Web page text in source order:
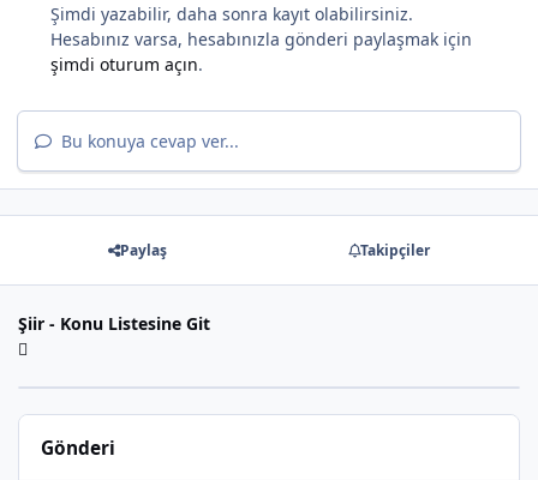
Şimdi yazabilir, daha sonra kayıt olabilirsiniz.
Hesabınız varsa, hesabınızla gönderi paylaşmak için
şimdi oturum açın.
Bu konuya cevap ver...
Paylaş Takipçiler
Şiir - Konu Listesine Git
Gönderi